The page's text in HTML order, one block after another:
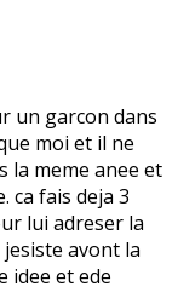
un garcon dans
moi et il ne
la meme anee et
ca fais deja 3
lui adreser la
avont la
idee et ede